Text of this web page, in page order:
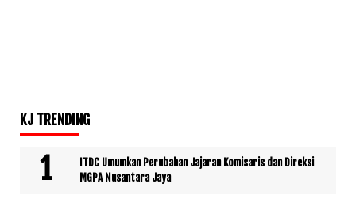
KJ TRENDING
ITDC Umumkan Perubahan Jajaran Komisaris dan Direksi
MGPA Nusantara Jaya